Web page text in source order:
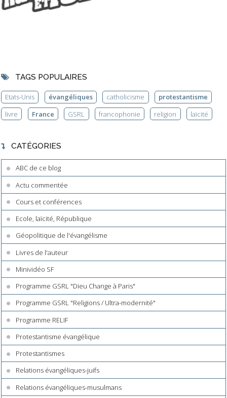
TAGS POPULAIRES
Etats-Unis évangéliques catholicisme
protestantisme
livre
France GSRL francophonie religion laïcité
CATÉGORIES
ABC de ce blog
Actu commentée
Cours et conférences
Ecole, laïcité, République
Géopolitique de l'évangélisme
Livres de l'auteur
Minividéo SF
Programme GSRL "Dieu Change à Paris"
Programme GSRL "Religions / Ultra-modernité"
Programme RELIF
Protestantisme évangélique
Protestantismes
Relations évangéliques-juifs
Relations évangéliques-musulmans